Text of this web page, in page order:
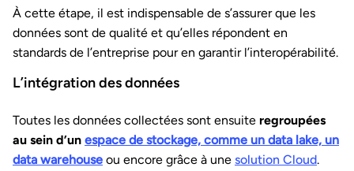
À cette étape, il est indispensable de s’assurer que les
données sont de qualité et qu’elles répondent en
standards de l’entreprise pour en garantir l’interopérabilité.
L’intégration des données
Toutes les données collectées sont ensuite regroupées
au sein d’un espace de stockage, comme un data lake, un
data warehouse ou encore grâce à une solution Cloud.